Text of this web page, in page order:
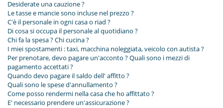
Desiderate una cauzione ?
Le tasse e mancie sono incluse nel prezzo ?
C'è il personale in ogni casa o riad ?
Di cosa si occupa il personale al quotidiano ?
Chi fa la spesa ? Chi cucina ?
I miei spostamenti : taxi, macchina noleggiata, veicolo con autista ?
Per prenotare, devo pagare un'acconto ? Quali sono i mezzi di
pagamento accettati ?
Quando devo pagare il saldo dell' affitto ?
Quali sono le spese d'annullamento ?
Come posso rendermi nella casa che ho affittato ?
E' necessario prendere un'assicurazione ?